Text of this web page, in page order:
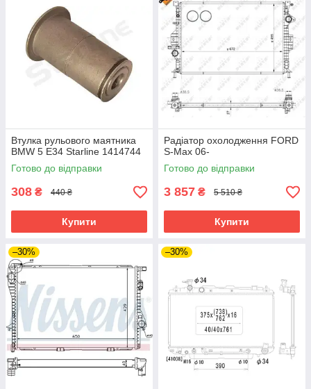
Втулка рульового маятника
BMW 5 E34 Starline 1414744
Готово до відправки
308 ₴ 440 ₴
Купити
Радіатор охолодження FORD
S-Max 06-
Готово до відправки
3 857 ₴ 5 510 ₴
Купити
–30% –30%